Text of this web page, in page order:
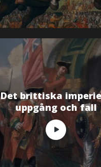
Det brittiska
uppgång och fall